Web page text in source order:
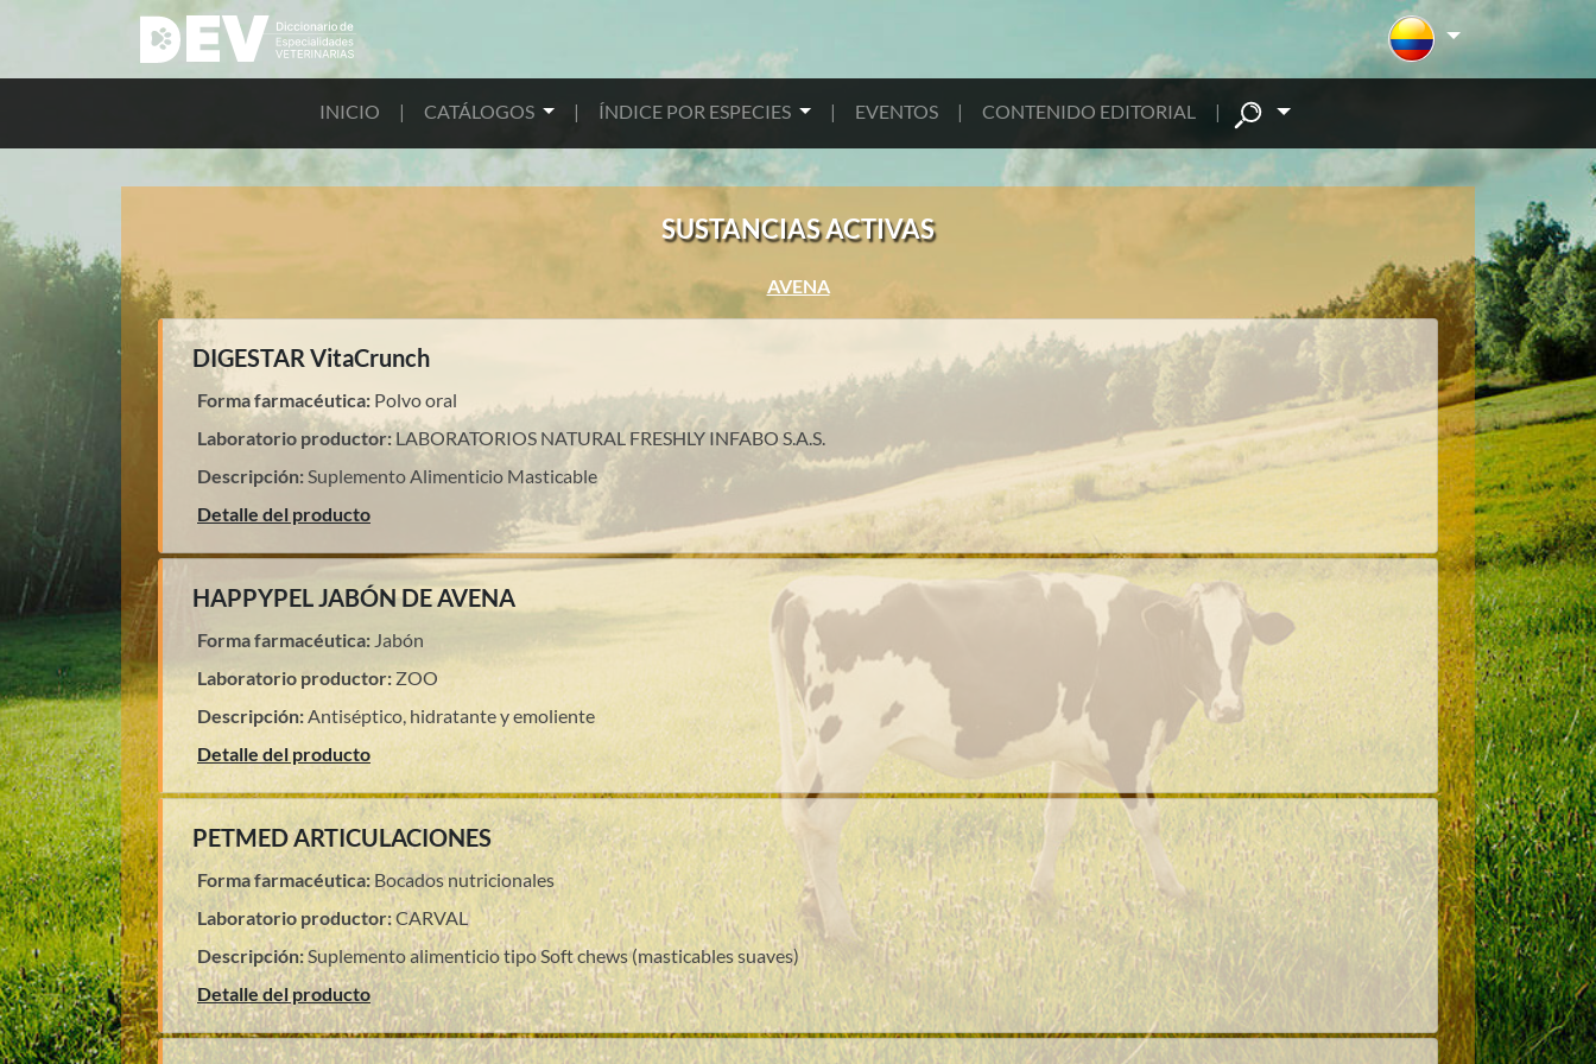
INICIO | CATÁLOGOS | ÍNDICE POR ESPECIES | EVENTOS | CONTENIDO EDITORIAL |
SUSTANCIAS ACTIVAS
AVENA
DIGESTAR VitaCrunch
Forma farmacéutica: Polvo oral
Laboratorio productor: LABORATORIOS NATURAL FRESHLY INFABO S.A.S.
Descripción:Suplemento Alimenticio Masticable
Detalle del producto
HAPPYPEL JABÓN DE AVENA
Forma farmacéutica: Jabón
Laboratorio productor: ZOO
Descripción:Antiséptico, hidratante y emoliente
Detalle del producto
PETMED ARTICULACIONES
Forma farmacéutica: Bocados nutricionales
Laboratorio productor:CARVAL
Descripción:Suplemento alimenticio tipo Soft chews (masticables suaves)
Detalle del producto